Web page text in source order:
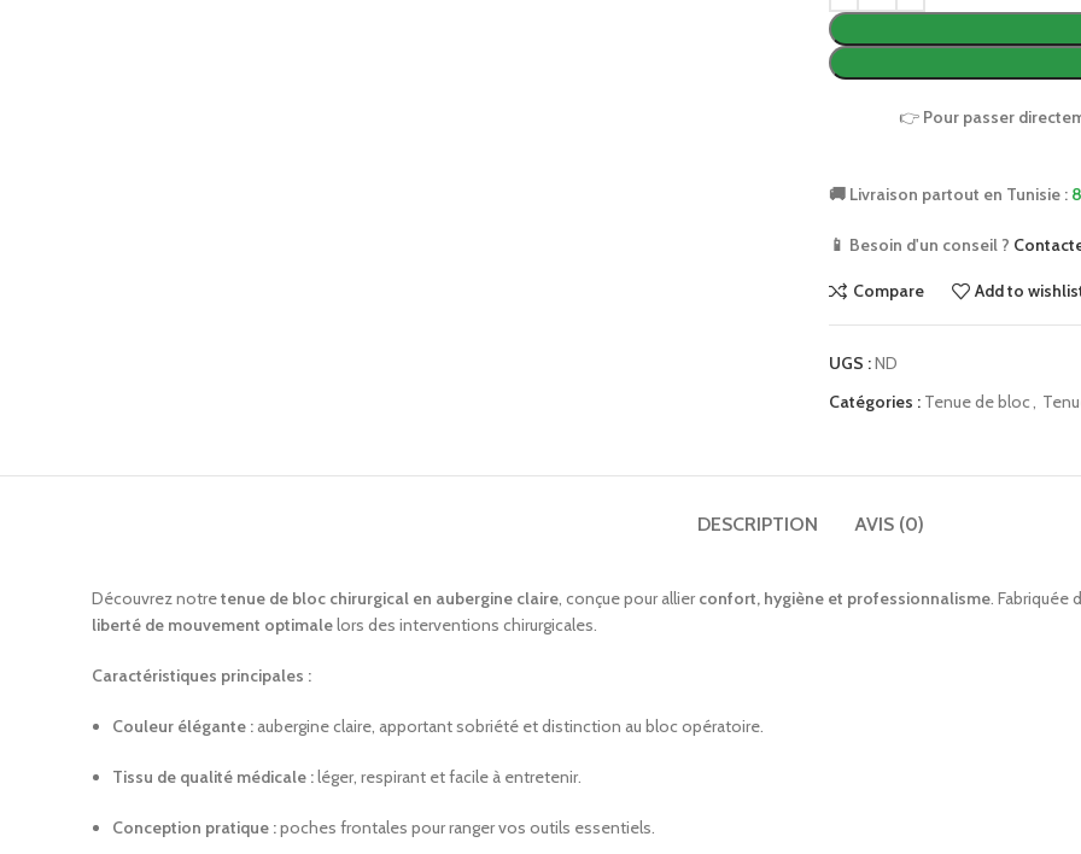
👉 Pour passer
🚚 Livraison partout en Tunisie :
📱 Besoin d'un conseil ?
Compare Add to
UGS :ND
Catégories : Tenue de bloc,
DESCRIPTION AVIS (0)
Découvrez notretenue de bloc chirurgical en aubergine claire, conçue pour allierconfort, hygiène et professionnalisme. Fabriquée
liberté de mouvement optimalelors des interventions chirurgicales.
Caractéristiques principales :
Couleur élégante : aubergine claire, apportant sobriété et distinction au bloc opératoire.
Tissu de qualité médicale :léger, respirant et facile à entretenir.
Conception pratique :poches frontales pour ranger vos outils essentiels.